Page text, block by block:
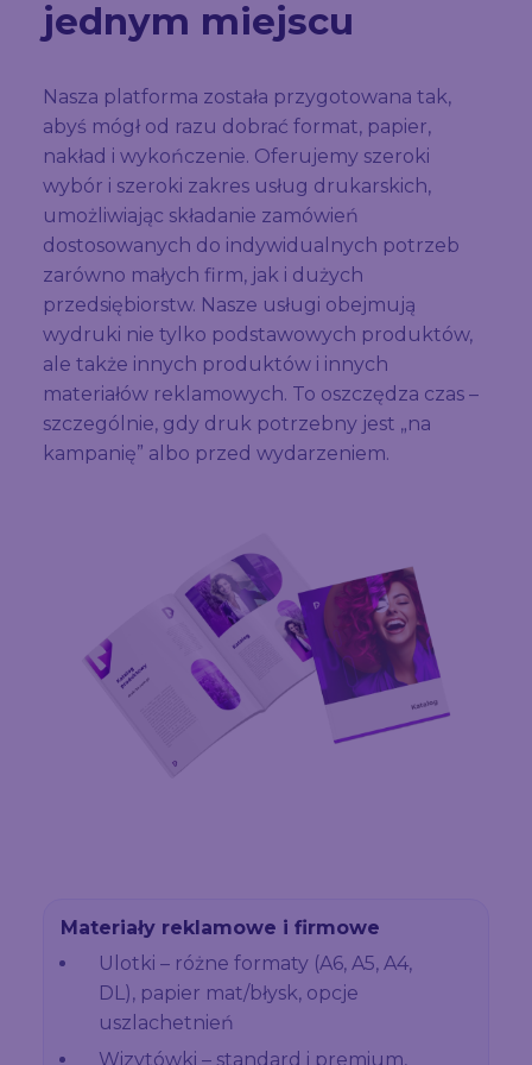
jednym miejscu
Nasza platforma została przygotowana tak,
abyś mógł od razu dobrać format, papier,
nakład i wykończenie. Oferujemy szeroki
wybór i szeroki zakres usług drukarskich,
umożliwiając składanie zamówień
dostosowanych do indywidualnych potrzeb
zarówno małych firm, jak i dużych
przedsiębiorstw. Nasze usługi obejmują
wydruki nie tylko podstawowych produktów,
ale także innych produktów i innych
materiałów reklamowych. To oszczędza czas –
szczególnie, gdy druk potrzebny jest „na
kampanię” albo przed wydarzeniem.
Materiały reklamowe i firmowe
Ulotki – różne formaty (A6, A5, A4,
DL), papier mat/błysk, opcje
uszlachetnień
Wizytówki – standard i premium,